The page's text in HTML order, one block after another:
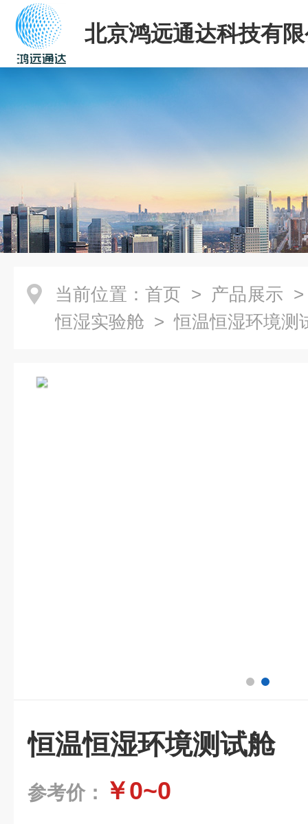
北京鸿远通达科技有
当前位置： 首页 > 产品展示
恒湿实验舱 > 恒温恒湿环境测
恒温恒湿环境测试舱
参考价： ￥0~0